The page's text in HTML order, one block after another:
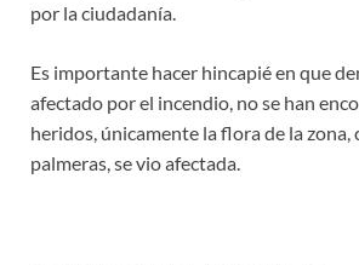
por la ciudadanía.
Es importante hacer hincapié en que
afectado por el incendio, no se han
heridos, únicamente la flora de la zona,
palmeras, se vio afectada.